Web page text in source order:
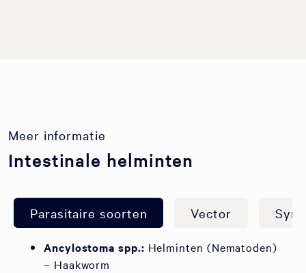
Meer informatie
Intestinale helminten
Parasitaire soorten Vector
Ancylostoma spp.: Helminten (Nematoden)
– Haakworm